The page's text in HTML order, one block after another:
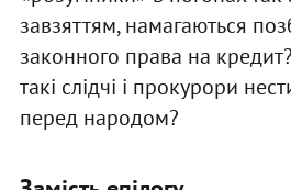
завзяттям, намагаються
законного права на
такі слідчі і прокурори
перед народом?